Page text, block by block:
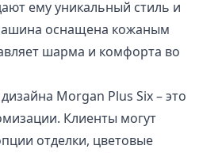
ему уникальный стиль и
оснащена кожаным
шарма и комфорта во
Morgan Plus Six – это
Клиенты могут
отделки, цветовые